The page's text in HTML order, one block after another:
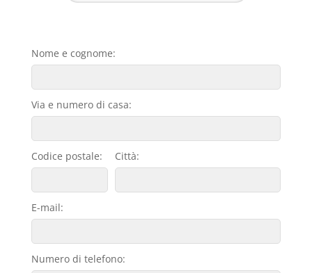
Nome e cognome:
Via e numero di casa:
Codice postale: Città:
E-mail:
Numero di telefono: